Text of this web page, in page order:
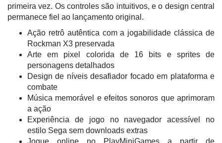
primeira vez. Os controles são intuitivos, e o design central
permanece fiel ao lançamento original.
Ação retrô autêntica com a jogabilidade clássica de
Rockman X3 preservada
Arte em pixel colorida de 16 bits e sprites de
personagens detalhados
Design de níveis desafiador focado em plataforma e
combate
Música memorável e efeitos sonoros que aprimoram
a ação
Experiência de jogo no navegador acessível no
estilo Sega sem downloads extras
Jogue online no PlayMiniGames a partir de